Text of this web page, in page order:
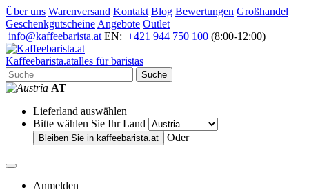
Über uns Warenversand Kontakt Blog Bewertungen Großhandel
Geschenkgutscheine Angebote Outlet
info@kaffeebarista.at EN: +421 944 750 100 (8:00-12:00)
Kaffeebarista.atalles für baristas
Suche
AT
Lieferland auswählen
Bitte wählen Sie Ihr Land
Bleiben Sie in kaffeebarista.at Oder
Anmelden